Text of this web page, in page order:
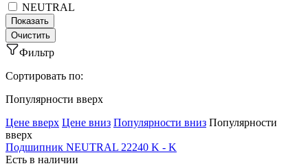
NEUTRAL
Фильтр
Сортировать по:
Популярности вверх
Ценe вверх Ценe вниз Популярности вниз Популярности
вверх
Подшипник NEUTRAL 22240 K - K
Есть в наличии